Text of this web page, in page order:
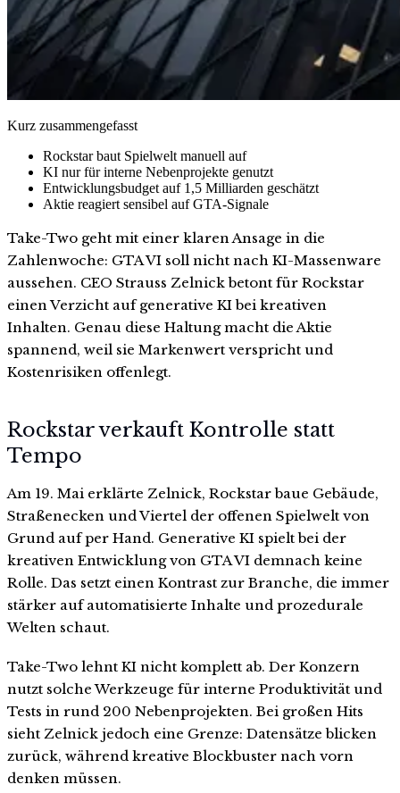
Kurz zusammengefasst
Rockstar baut Spielwelt manuell auf
KI nur für interne Nebenprojekte genutzt
Entwicklungsbudget auf 1,5 Milliarden geschätzt
Aktie reagiert sensibel auf GTA-Signale
Take-Two geht mit einer klaren Ansage in die
Zahlenwoche: GTA VI soll nicht nach KI-Massenware
aussehen. CEO Strauss Zelnick betont für Rockstar
einen Verzicht auf generative KI bei kreativen
Inhalten. Genau diese Haltung macht die Aktie
spannend, weil sie Markenwert verspricht und
Kostenrisiken offenlegt.
Rockstar verkauft Kontrolle statt
Tempo
Am 19. Mai erklärte Zelnick, Rockstar baue Gebäude,
Straßenecken und Viertel der offenen Spielwelt von
Grund auf per Hand. Generative KI spielt bei der
kreativen Entwicklung von GTA VI demnach keine
Rolle. Das setzt einen Kontrast zur Branche, die immer
stärker auf automatisierte Inhalte und prozedurale
Welten schaut.
Take-Two lehnt KI nicht komplett ab. Der Konzern
nutzt solche Werkzeuge für interne Produktivität und
Tests in rund 200 Nebenprojekten. Bei großen Hits
sieht Zelnick jedoch eine Grenze: Datensätze blicken
zurück, während kreative Blockbuster nach vorn
denken müssen.